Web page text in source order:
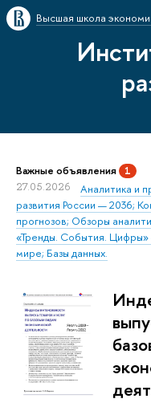
Высшая школа
Важные объявления 1
27.05.2026
Аналитика и
развития России — 2036;
прогнозов; Обзоры
«Тренды. События. Цифры»
мире; Базы данных.